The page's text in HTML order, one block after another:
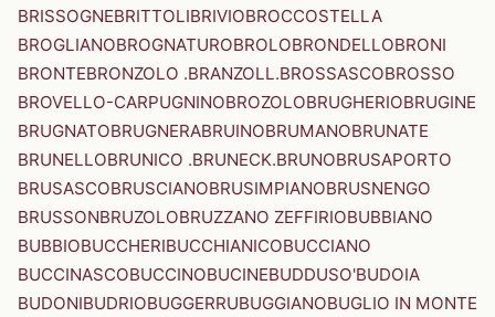
BRISSOGNEBRITTOLIBRIVIOBROCCOSTELLA
BROGLIANOBROGNATUROBROLOBRONDELLOBRONI
BRONTEBRONZOLO .BRANZOLL.BROSSASCOBROSSO
BROVELLO-CARPUGNINOBROZOLOBRUGHERIOBRUGINE
BRUGNATOBRUGNERABRUINOBRUMANOBRUNATE
BRUNELLOBRUNICO .BRUNECK.BRUNOBRUSAPORTO
BRUSASCOBRUSCIANOBRUSIMPIANOBRUSNENGO
BRUSSONBRUZOLOBRUZZANO ZEFFIRIOBUBBIANO
BUBBIOBUCCHERIBUCCHIANICOBUCCIANO
BUCCINASCOBUCCINOBUCINEBUDDUSO'BUDOIA
BUDONIBUDRIOBUGGERRUBUGGIANOBUGLIO IN MONTE